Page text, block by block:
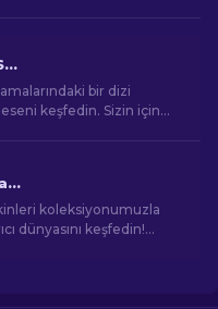
Top "Flip" Bıçak Skini CS2 [2026]
bir dizi
keşfedin. Sizin için
En Pahalı CS2 Bıçakları [2026]
koleksiyonumuzla
dünyasını keşfedin!